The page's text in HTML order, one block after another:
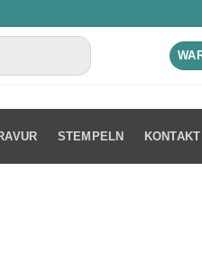
STEMPELN KONTAKT